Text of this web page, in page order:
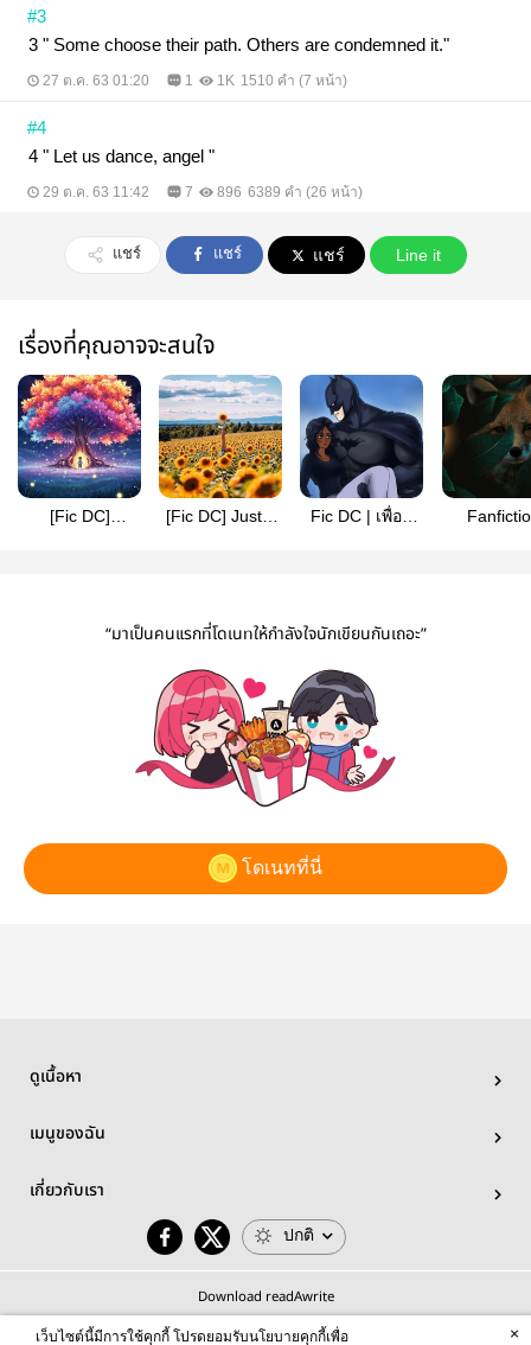
#3
3 " Some choose their path. Others are condemned it."
27 ต.ค. 63 01:20 1 1K 1510 คำ (7 หน้า)
#4
4 " Let us dance, angel "
29 ต.ค. 63 11:42 7 896 6389 คำ (26 หน้า)
แชร์ แชร์ แชร์ Line it
เรื่องที่คุณอาจจะสนใจ
[Fic DC]
[Fic DC] Just a
Fic DC | เพื่อน
“มาเป็นคนแรกที่โดเนทให้กำลังใจนักเขียนกันเถอะ”
โดเนทที่นี่
ดูเนื้อหา
เมนูของฉัน
เกี่ยวกับเรา
ปกติ
Download readAwrite
เว็บไซต์นี้มีการใช้คุกกี้ โปรดยอมรับนโยบายคุกกี้เพื่อ ×